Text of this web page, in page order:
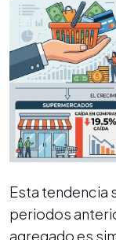
Esta tendencia
periodos
agregado es